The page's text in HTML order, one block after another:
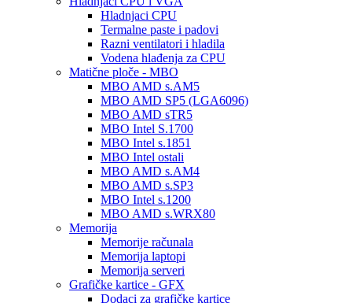
Hladnjaci CPU
Termalne paste i padovi
Razni ventilatori i hladila
Vodena hlađenja za CPU
Matične ploče - MBO
MBO AMD s.AM5
MBO AMD SP5 (LGA6096)
MBO AMD sTR5
MBO Intel S.1700
MBO Intel s.1851
MBO Intel ostali
MBO AMD s.AM4
MBO AMD s.SP3
MBO Intel s.1200
MBO AMD s.WRX80
Memorija
Memorije računala
Memorija laptopi
Memorija serveri
Grafičke kartice - GFX
Dodaci za grafičke kartice